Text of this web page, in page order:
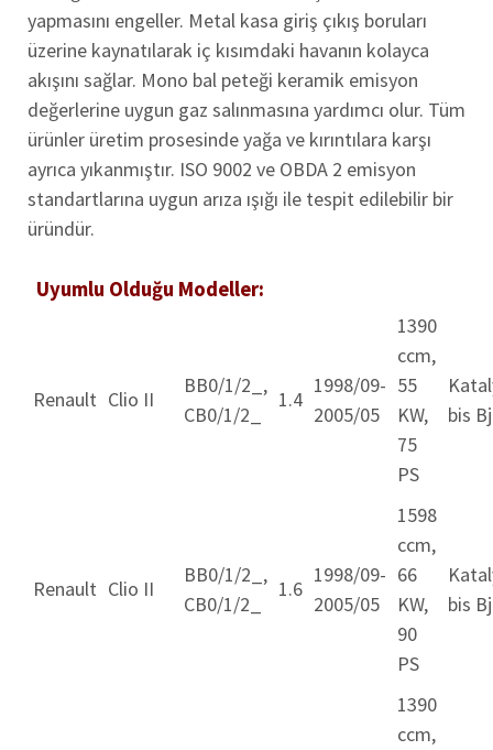
yapmasını engeller. Metal kasa giriş çıkış boruları
üzerine kaynatılarak iç kısımdaki havanın kolayca
akışını sağlar. Mono bal peteği keramik emisyon
değerlerine uygun gaz salınmasına yardımcı olur. Tüm
ürünler üretim prosesinde yağa ve kırıntılara karşı
ayrıca yıkanmıştır. ISO 9002 ve OBDA 2 emisyon
standartlarına uygun arıza ışığı ile tespit edilebilir bir
üründür.
Uyumlu Olduğu Modeller:
Renault Clio II
BB0/1/2_,
CB0/1/2_
1.4
1998/09-
2005/05
1390
ccm,
55
KW,
75
PS
bis
Renault Clio II
BB0/1/2_,
CB0/1/2_
1.6
1998/09-
2005/05
1598
ccm,
66
KW,
90
PS
bis
1390
ccm,